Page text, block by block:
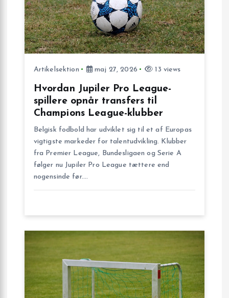
s
n
o
Artikelsektion maj 27, 2026 13 views
Hvordan Jupiler Pro League-
spillere opnår transfers til
Champions League-klubber
Belgisk fodbold har udviklet sig til et af Europas
vigtigste markeder for talentudvikling. Klubber
fra Premier League, Bundesligaen og Serie A
følger nu Jupiler Pro League tættere end
nogensinde før.…